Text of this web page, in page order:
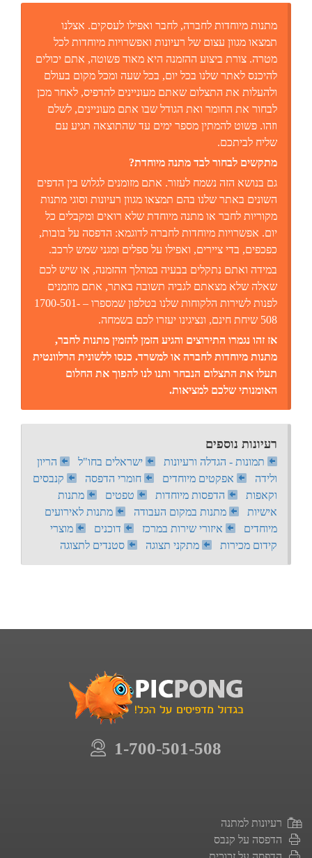
מתנות מיוחדות לחברה, לחבר ואפילו לעסקים. אצלנו
תמצאו מגוון עצום של רעיונות ואפשרויות מיוחדות לכל
מטרה. צורת ביצוע ההזמנה היא מאוד פשוטה, אתם יכולים
להיכנס לאתר שלנו בכל יום, בכל שעה ומכל מקום בעולם
ולהעלות את התצלום שאתם מעוניינים להדפיס, לאחר מכן
לבחור את החומר ואת הגודל שבו אתם מעוניינים, לשלם
וזהו. פשוט להמתין מספר ימים עד שהתוצאה תגיע עם
שליח לביתכם.
מתקשים לבחור לבד מתנה מיוחדת?
גם בנושא הזה נשמח לעזור. אתם מזומנים לגלוש בין הדפים
השונים באתר שלנו בהם תמצאו מגוון רעיונות וסוגי מתנות
מקוריות לחבר או מתנה מיוחדת שלא רואים ומקבלים כל
יום. אפשרויות מיוחדות לחברה לדוגמא: הדפסה על בובות,
כפכפים, בדי ציירים, ואפילו על ספלים ומגני שמש לרכב.
במידה ואתם נתקלים בבעיה במהלך ההזמנה, או שיש לכם
שאלה שלא מצאתם לגביה תשובה באתר, אתם מוזמנים
לפנות לשירות הלקוחות שלנו בטלפון שמספרו – 1700-501-
508 שיחת חינם, ונציגינו יעזרו לכם בשמחה.
אז זהו נגמרו התירוצים והגיע הזמן להזמין מתנות לחבר,
מתנות מיוחדות לחברה או למשרד. כנסו ללשונית הרלוונטית
תעלו את התצלום הנבחר ותנו לנו להפוך את החלום
האומנותי שלכם למציאות.
רעיונות נוספים
תמונות - הגדלה ורעיונות ישראלים בחו"ל
הריון
ולידה
אפקטים מיוחדים חומרי הדפסה
קנבסים
וקאפות
הדפסות מיוחדות טפטים
מתנות
אישיות
מתנות במקום העבודה
מתנות לאירועים
מיוחדים
איזורי שירות במרכז דוכנים
מוצרי
קידום מכירות
מתקני תצוגה סטנדים לתצוגה
1-700-501-508
רעיונות למתנה
הדפסה על קנבס